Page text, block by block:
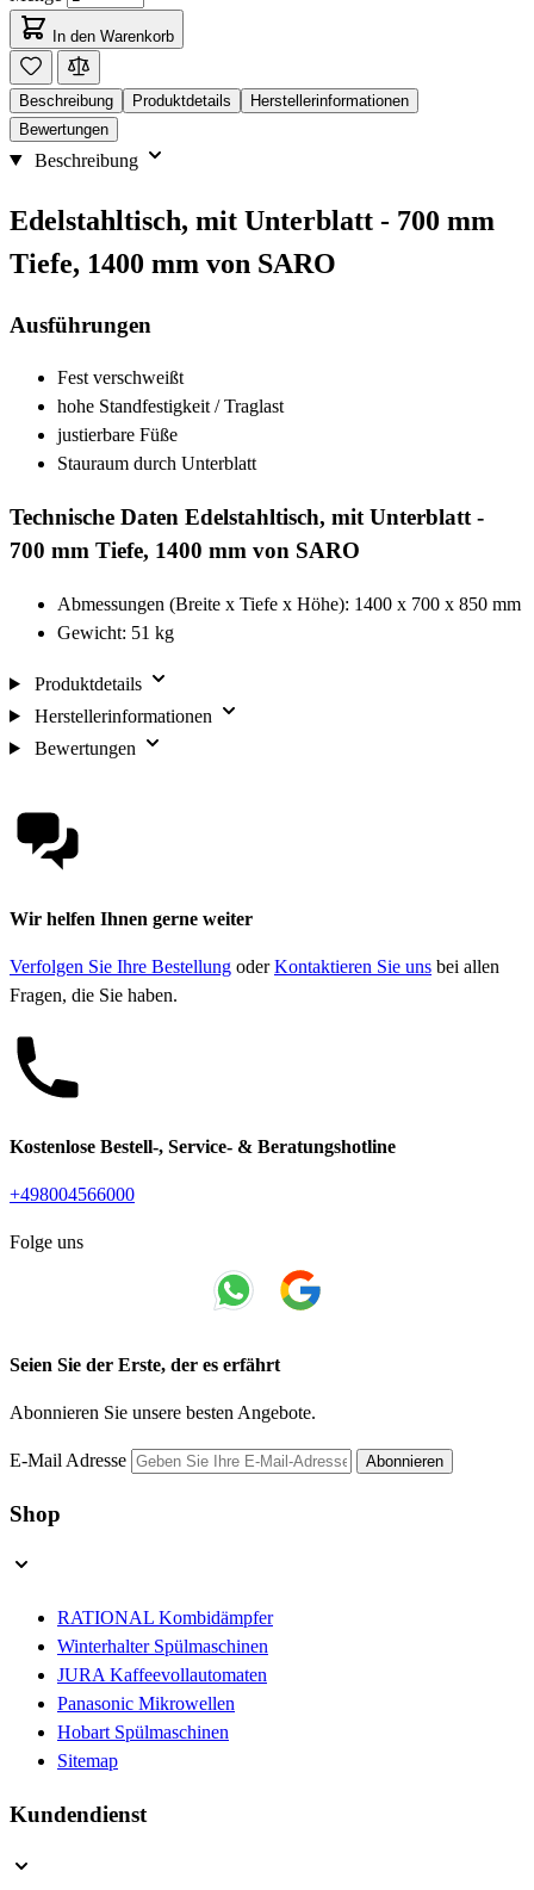
In den Warenkorb
Beschreibung Produktdetails
Herstellerinformationen
Bewertungen
Beschreibung
Edelstahltisch, mit Unterblatt - 700 mm
Tiefe, 1400 mm von SARO
Ausführungen
Fest verschweißt
hohe Standfestigkeit / Traglast
justierbare Füße
Stauraum durch Unterblatt
Technische Daten Edelstahltisch, mit Unterblatt -
700 mm Tiefe, 1400 mm von SARO
Abmessungen (Breite x Tiefe x Höhe): 1400 x 700 x 850 mm
Gewicht: 51 kg
Produktdetails
Herstellerinformationen
Bewertungen
Wir helfen Ihnen gerne weiter
Verfolgen Sie Ihre Bestellung oderKontaktieren Sie uns bei allen
Fragen, die Sie haben.
Kostenlose Bestell-, Service- & Beratungshotline
+498004566000
Folge uns
Seien Sie der Erste, der es erfährt
Abonnieren Sie unsere besten Angebote.
E-Mail Adresse Abonnieren
Shop
RATIONAL Kombidämpfer
Winterhalter Spülmaschinen
JURA Kaffeevollautomaten
Panasonic Mikrowellen
Hobart Spülmaschinen
Sitemap
Kundendienst